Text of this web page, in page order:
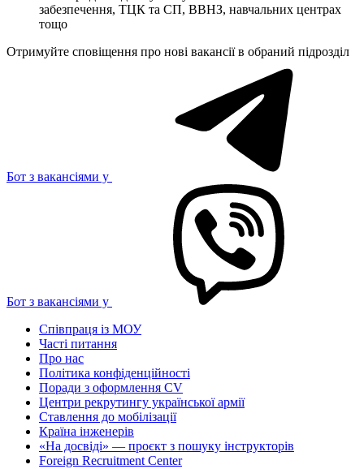
забезпечення, ТЦК та СП, ВВНЗ, навчальних центрах
тощо
Отримуйте сповіщення про нові вакансії в обраний підрозділ
Бот з вакансіями у
Бот з вакансіями у
Співпраця із МОУ
Часті питання
Про нас
Політика конфіденційності
Поради з оформлення CV
Центри рекрутингу української армії
Ставлення до мобілізації
Країна інженерів
«На досвіді» — проєкт з пошуку інструкторів
Foreign Recruitment Center